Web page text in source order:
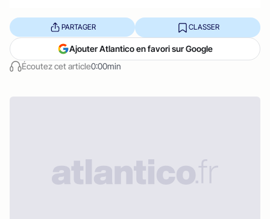
Écoutez cet article0:00min
PARTAGER CLASSER
Ajouter Atlantico en favori sur Google